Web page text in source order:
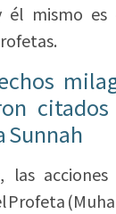
él mismo es
Sunnah
acciones
Profeta